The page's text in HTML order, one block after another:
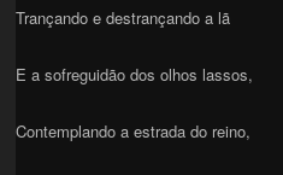
Trançando e destrançando a lã
E a sofreguidão dos olhos lassos,
Contemplando a estrada do reino,